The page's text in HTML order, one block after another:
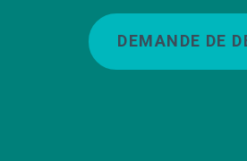
DEMANDE DE